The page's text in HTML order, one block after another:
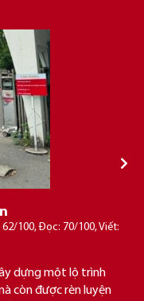
100, Đọc: 70/100, Viết:
dựng một lộ trình
còn được rèn luyện